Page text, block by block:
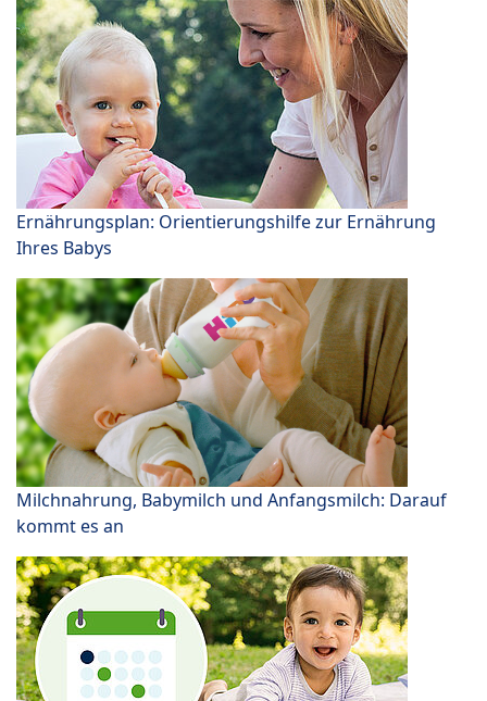
Ernährungsplan: Orientierungshilfe zur Ernährung
Ihres Babys
Milchnahrung, Babymilch und Anfangsmilch: Darauf
kommt es an